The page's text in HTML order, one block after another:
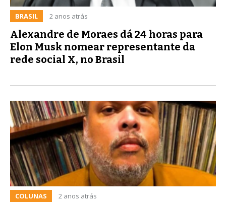
BRASIL 2 anos atrás
Alexandre de Moraes dá 24 horas para
Elon Musk nomear representante da
rede social X, no Brasil
COLUNAS 2 anos atrás